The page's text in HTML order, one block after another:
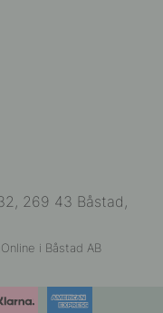
269 43 Båstad,
i Båstad AB